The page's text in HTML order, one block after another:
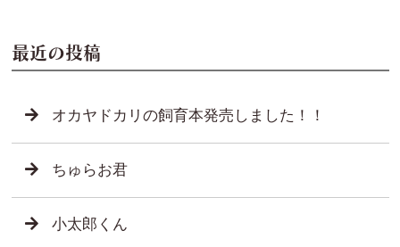
最近の投稿
オカヤドカリの飼育本発売しました！！
ちゅらお君
小太郎くん